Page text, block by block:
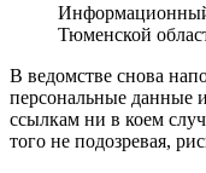
Информационный
Тюменской
В ведомстве снова
персональные данные
ссылкам ни в коем
того не подозревая,